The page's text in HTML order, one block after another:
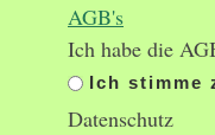
AGB's
Ich habe die
Ich stimme
Datenschutz